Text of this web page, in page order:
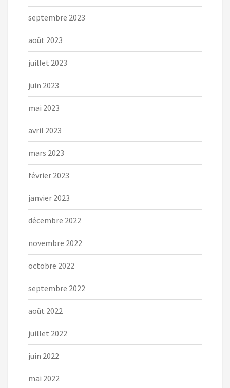
septembre 2023
août 2023
juillet 2023
juin 2023
mai 2023
avril 2023
mars 2023
février 2023
janvier 2023
décembre 2022
novembre 2022
octobre 2022
septembre 2022
août 2022
juillet 2022
juin 2022
mai 2022